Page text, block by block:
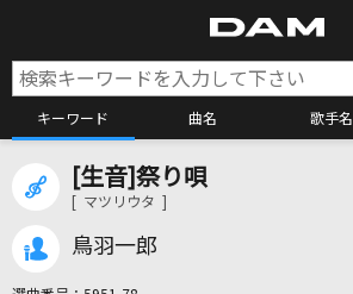
キーワード 曲名 歌手名
[生音]祭り唄
[ マツリウタ ]
鳥羽一郎